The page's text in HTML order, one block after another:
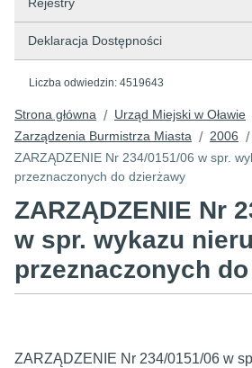
Deklaracja Dostępności
Liczba odwiedzin: 4519643
Strona główna / Urząd Miejski w Oławie
Zarządzenia Burmistrza Miasta / 2006 /
ZARZĄDZENIE Nr 234/0151/06 w spr.
przeznaczonych do dzierżawy
ZARZĄDZENIE Nr
w spr. wykazu
przeznaczonych
ZARZĄDZENIE Nr 234/0151/06 w